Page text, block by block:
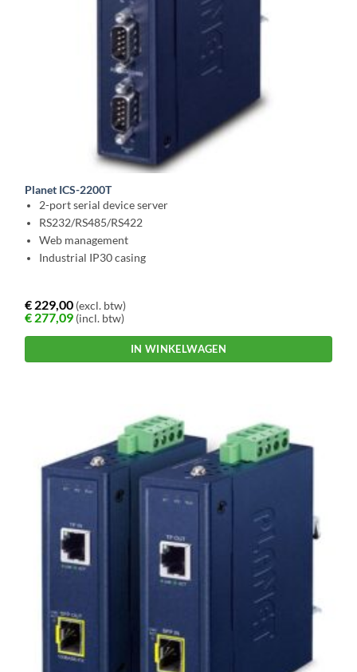
Planet ICS-2200T
2-port serial device server
RS232/RS485/RS422
Web management
Industrial IP30 casing
€ 229,00 (excl. btw)
€ 277,09 (incl. btw)
IN WINKELWAGEN